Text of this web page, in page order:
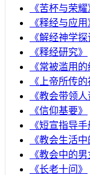
《苦杯与荣耀
《释经与应用
《解经神学探
《释经研究》
《常被滥用的
《上帝所传的
《教会带领人
《信仰基要》
《短宣指导手
《教会生活中
《教会中的男
《长老十问》